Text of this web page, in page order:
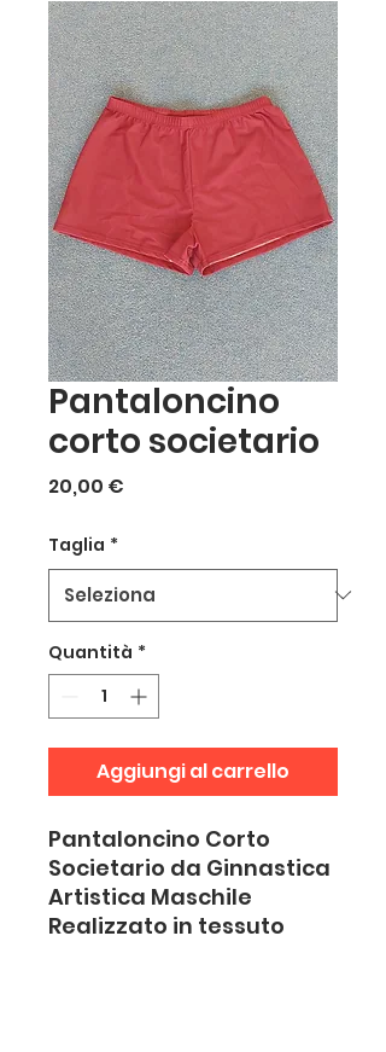
Pantaloncino
corto societario
20,00 €
Taglia *
Quantità *
Aggiungi al carrello
Pantaloncino Corto
Societario da Ginnastica
Artistica Maschile
Realizzato in tessuto